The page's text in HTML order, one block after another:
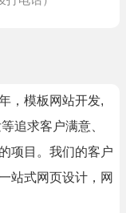
，模板网站开发,
追求客户满意、
项目。我们的客户
站式网页设计，网